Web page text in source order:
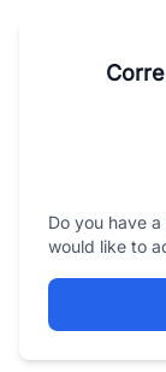
Do you have
would like to